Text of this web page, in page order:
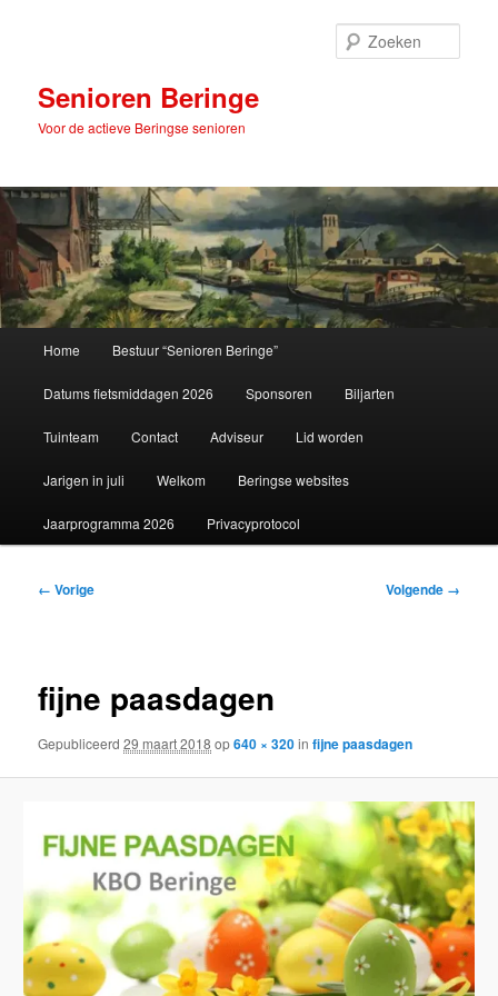
inhoudSenioren Beringe
Voor de actieve Beringse senioren
Home Bestuur “Senioren Beringe”
Datums fietsmiddagen 2026 Sponsoren Biljarten
Tuinteam Contact Adviseur Lid worden
Jarigen in juli Welkom Beringse websites
Jaarprogramma 2026 Privacyprotocol
Afbeeldingsnavigatie
← Vorige Volgende →
fijne paasdagen
Gepubliceerd29 maart 2018 op640 × 320infijne paasdagen